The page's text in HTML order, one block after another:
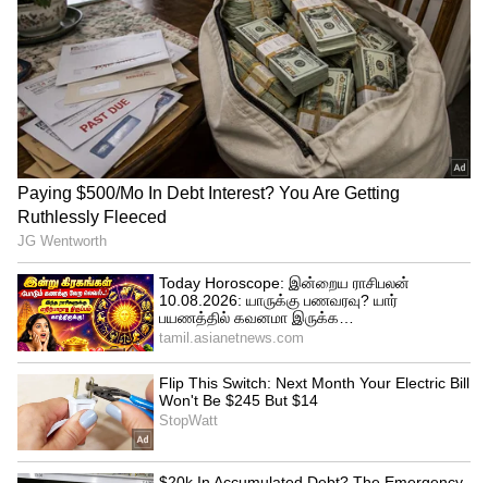
மின்னணு எரியூட்டும் வாகனத்துக்கான
பாகங்கள் கேரளாவில் இருந்து
வாங்கப்பட்டுள்ளது. இதில் ஆம்புலன்ஸ்,
ஜெனரேட்டர் உள்ளிட்ட பல்வேறு
பாகங்களும் அடங்கும். தமிழக அரசு
உதவியுடன் இந்த மொபைல் மின்னணு
எரியூட்டும் வாகனத்தை மக்களுக்காக
ரோட்டரி சங்கம் வழங்க உள்ளது”எனத்
தெரிவித்தார்.
இந்த மொபைல் மின்னணு உடல்எரியூட்டும்
வாகனம் பயன்பாட்டுக்கு வந்தால்,
எரியூட்டும் செலவு பாதியாகக் குறையும்